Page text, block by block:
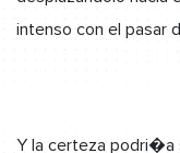
intenso con el pasar
Y la certeza podri�a